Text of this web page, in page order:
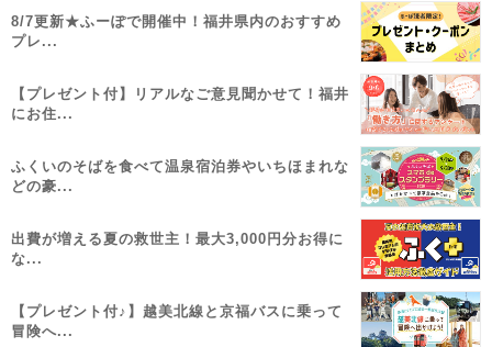
8/7更新★ふーぽで開催中！福井県内のおすすめ
プレ...
【プレゼント付】リアルなご意見聞かせて！福井
にお住...
ふくいのそばを食べて温泉宿泊券やいちほまれな
どの豪...
出費が増える夏の救世主！最大3,000円分お得に
な...
【プレゼント付♪】越美北線と京福バスに乗って
冒険へ...